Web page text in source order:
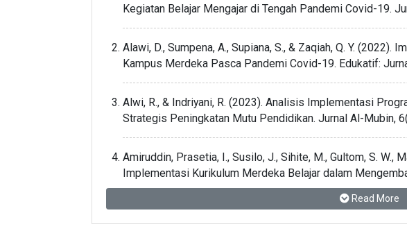
Kegiatan Belajar Mengajar di Tengah Pandemi Covid-19.
Alawi, D., Sumpena, A., Supiana, S., & Zaqiah, Q. Y.
Kampus Merdeka Pasca Pandemi Covid-19. Edukatif:
Alwi, R., & Indriyani, R. (2023). Analisis Implementasi
Strategis Peningkatan Mutu Pendidikan. Jurnal Al-Mubin,
Amiruddin, Prasetia, I., Susilo, J., Sihite, M., Gultom, S. W.,
Implementasi Kurikulum Merdeka Belajar dalam
Atap Kerajaan Pardomuan. Jurnal Penelitian, Pendidikan
Ansari, A. H., Alpisah, A., & Yusuf, M. (2022). Konsep dan
Read More